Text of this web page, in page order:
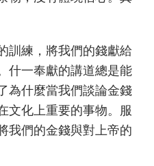
訓練，將我們的錢獻給
什一奉獻的講道總是能
為什麼當我們談論金錢
文化上重要的事物。服
我們的金錢與對上帝的